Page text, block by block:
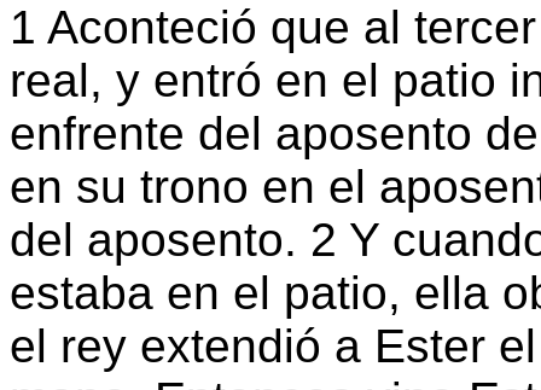
1 Aconteció que al
real, y entró en el patio
enfrente del aposento
en su trono en el
del aposento. 2 Y
estaba en el patio, ella
el rey extendió a Ester